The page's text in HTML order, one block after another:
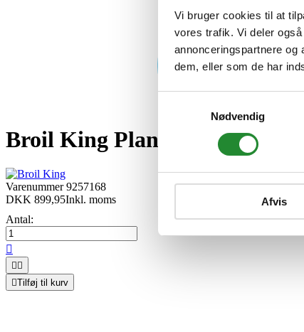
Vi bruger cookies til at
vores trafik. Vi deler
annonceringspartnere og
dem, eller som de har
Nødvendig
Afvis
Broil King Plancha
Varenummer9257168
DKK 899,95Inkl. moms
Antal:

 
Tilføj til kurv